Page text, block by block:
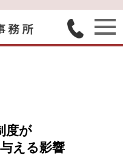
度が
える影響